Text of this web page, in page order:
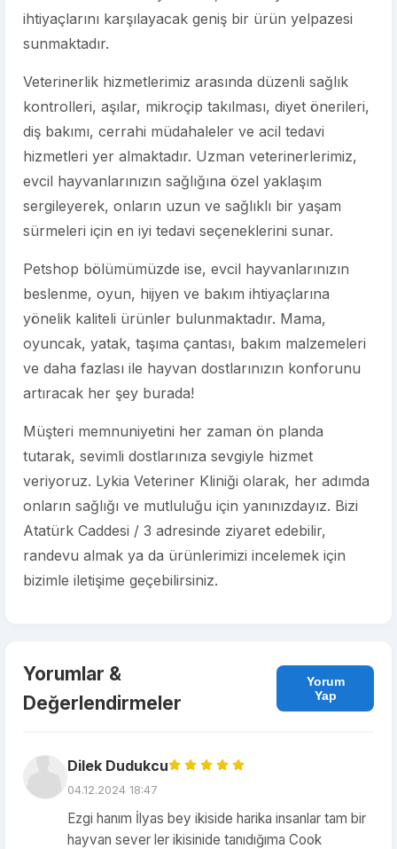
ihtiyaçlarını karşılayacak geniş bir ürün yelpazesi
sunmaktadır.
Veterinerlik hizmetlerimiz arasında düzenli sağlık
kontrolleri, aşılar, mikroçip takılması, diyet önerileri,
diş bakımı, cerrahi müdahaleler ve acil tedavi
hizmetleri yer almaktadır. Uzman veterinerlerimiz,
evcil hayvanlarınızın sağlığına özel yaklaşım
sergileyerek, onların uzun ve sağlıklı bir yaşam
sürmeleri için en iyi tedavi seçeneklerini sunar.
Petshop bölümümüzde ise, evcil hayvanlarınızın
beslenme, oyun, hijyen ve bakım ihtiyaçlarına
yönelik kaliteli ürünler bulunmaktadır. Mama,
oyuncak, yatak, taşıma çantası, bakım malzemeleri
ve daha fazlası ile hayvan dostlarınızın konforunu
artıracak her şey burada!
Müşteri memnuniyetini her zaman ön planda
tutarak, sevimli dostlarınıza sevgiyle hizmet
veriyoruz. Lykia Veteriner Kliniği olarak, her adımda
onların sağlığı ve mutluluğu için yanınızdayız. Bizi
Atatürk Caddesi / 3 adresinde ziyaret edebilir,
randevu almak ya da ürünlerimizi incelemek için
bizimle iletişime geçebilirsiniz.
Yorumlar &
Değerlendirmeler
Yorum
Yap
Dilek Dudukcu
04.12.2024 18:47
Ezgi hanım İlyas bey ikiside harika insanlar tam bir
hayvan sever ler ikisinide tanıdığıma Cook